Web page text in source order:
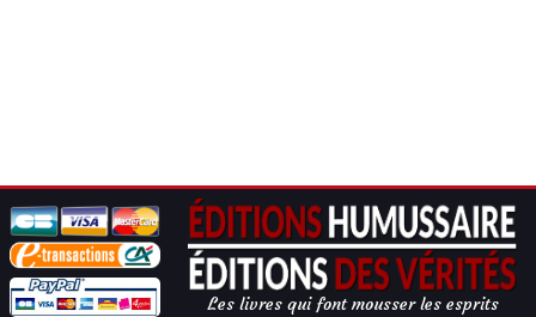
Les livres qui font mousser les esprits